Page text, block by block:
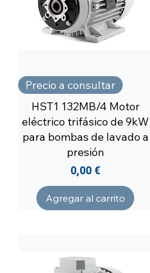
Precio a consultar
HST1 132MB/4 Motor
eléctrico trifásico de 9kW
para bombas de lavado a
presión
Precio
0,00 €
Agregar al carrito